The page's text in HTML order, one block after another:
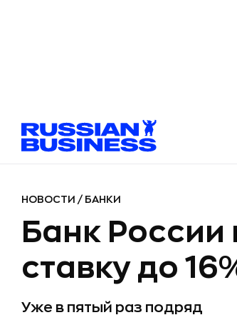
НОВОСТИ / БАНКИ
Банк
ставку до
Уже в пятый раз подряд